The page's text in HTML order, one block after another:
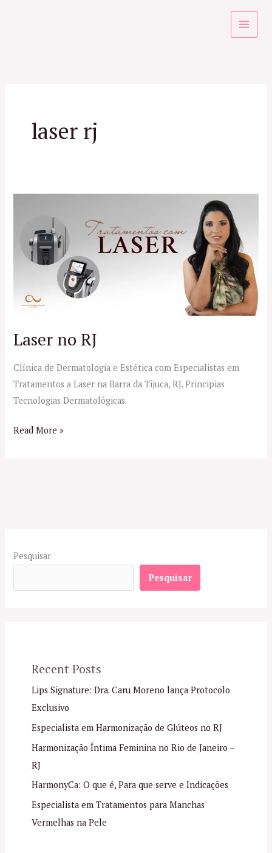
laser rj
Laser no RJ
Clínica de Dermatologia e Estética com Especialistas em
Tratamentos a Laser na Barra da Tijuca, RJ. Principias
Tecnologias Dermatológicas.
Read More »
Pesquisar
Pesquisar
Recent Posts
Lips Signature: Dra. Caru Moreno lança Protocolo
Exclusivo
Especialista em Harmonização de Glúteos no RJ
Harmonização Íntima Feminina no Rio de Janeiro –
RJ
HarmonyCa: O que é, Para que serve e Indicações
Especialista em Tratamentos para Manchas
Vermelhas na Pele